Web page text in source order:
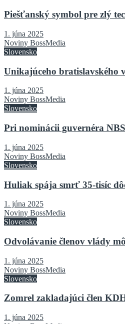
Piešťanský symbol pre zlý
1. júna 2025
Noviny BossMedia
Slovensko
Unikajúceho bratislavského
1. júna 2025
Noviny BossMedia
Slovensko
Pri nominácii guvernéra
1. júna 2025
Noviny BossMedia
Slovensko
Huliak spája smrť 35-tisíc
1. júna 2025
Noviny BossMedia
Slovensko
Odvolávanie členov vlády
1. júna 2025
Noviny BossMedia
Slovensko
Zomrel zakladajúci člen
1. júna 2025